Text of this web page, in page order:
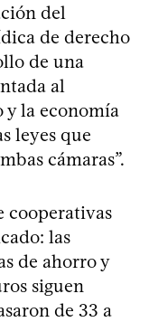
del
de derecho
de una
al
y la economía
leyes que
cámaras”.
cooperativas
las
de ahorro y
siguen
de 33 a